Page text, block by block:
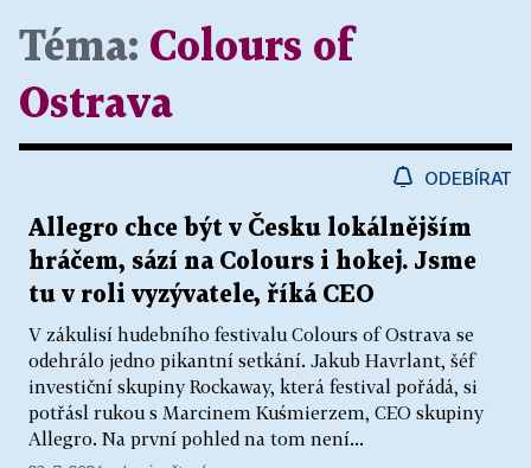
Téma: Colours of
Ostrava
ODEBÍRAT
Allegro chce být v Česku lokálnějším
hráčem, sází na Colours i hokej. Jsme
tu v roli vyzývatele, říká CEO
V zákulisí hudebního festivalu Colours of Ostrava se
odehrálo jedno pikantní setkání. Jakub Havrlant, šéf
investiční skupiny Rockaway, která festival pořádá, si
potřásl rukou s Marcinem Kuśmierzem, CEO skupiny
Allegro. Na první pohled na tom není...